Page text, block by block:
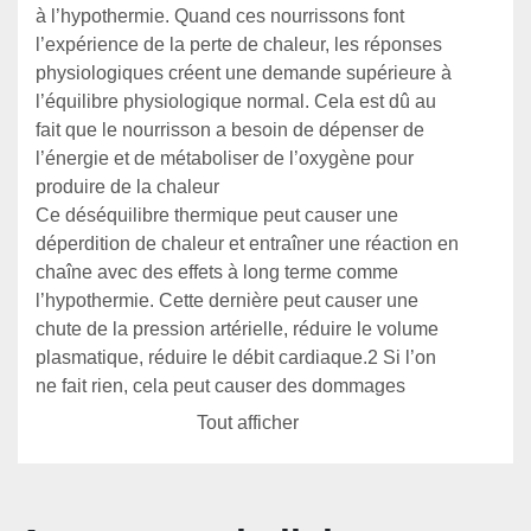
à l’hypothermie. Quand ces nourrissons font
l’expérience de la perte de chaleur, les réponses
physiologiques créent une demande supérieure à
l’équilibre physiologique normal. Cela est dû au
fait que le nourrisson a besoin de dépenser de
l’énergie et de métaboliser de l’oxygène pour
produire de la chaleur
Ce déséquilibre thermique peut causer une
déperdition de chaleur et entraîner une réaction en
chaîne avec des effets à long terme comme
l’hypothermie. Cette dernière peut causer une
chute de la pression artérielle, réduire le volume
plasmatique, réduire le débit cardiaque.2 Si l’on
ne fait rien, cela peut causer des dommages
permanents aux tissus et au cerveau, voire la mort
Tout afficher